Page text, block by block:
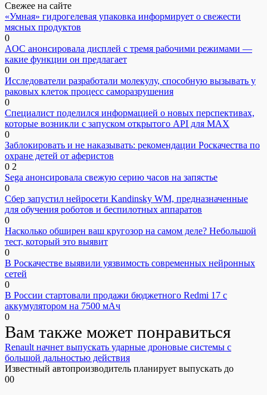
Свежее на сайте
«Умная» гидрогелевая упаковка информирует о свежести
мясных продуктов
0
AOC анонсировала дисплей с тремя рабочими режимами —
какие функции он предлагает
0
Исследователи разработали молекулу, способную вызывать у
раковых клеток процесс саморазрушения
0
Специалист поделился информацией о новых перспективах,
которые возникли с запуском открытого API для МАХ
0
Заблокировать и не наказывать: рекомендации Роскачества по
охране детей от аферистов
0 2
Sega анонсировала свежую серию часов на запястье
0
Сбер запустил нейросети Kandinsky WM, предназначенные
для обучения роботов и беспилотных аппаратов
0
Насколько обширен ваш кругозор на самом деле? Небольшой
тест, который это выявит
0
В Роскачестве выявили уязвимость современных нейронных
сетей
0
В России стартовали продажи бюджетного Redmi 17 с
аккумулятором на 7500 мАч
0
Вам также может понравиться
Renault начнет выпускать ударные дроновые системы с
большой дальностью действия
Известный автопроизводитель планирует выпускать до
00